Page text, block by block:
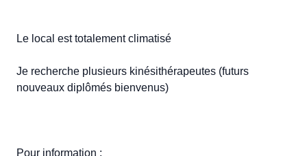
Le local est totalement climatisé
Je recherche plusieurs kinésithérapeutes (futurs
nouveaux diplômés bienvenus)
Pour information :